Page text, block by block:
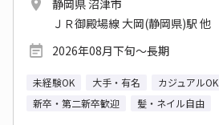
静岡県 沼津市
ＪＲ御殿場線 大岡(静岡県)駅 他
2026年08月下旬～長期
未経験OK 大手・有名
カジュアルOK
新卒・第二新卒歓迎
髪・ネイル自由